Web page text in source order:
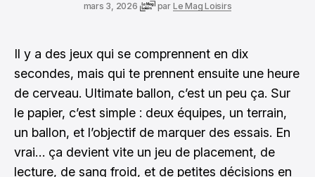
mars 3, 2026 par Le Mag Loisirs
Il y a des jeux qui se comprennent en dix
secondes, mais qui te prennent ensuite une heure
de cerveau. Ultimate ballon, c’est un peu ça. Sur
le papier, c’est simple : deux équipes, un terrain,
un ballon, et l’objectif de marquer des essais. En
vrai… ça devient vite un jeu de placement, de
lecture, de sang froid, et de petites décisions en